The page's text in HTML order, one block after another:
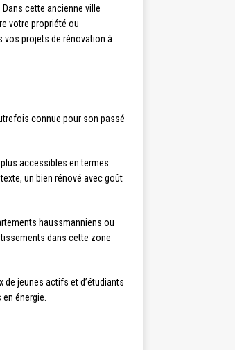
cette ancienne ville
votre propriété ou
vos projets de rénovation à
connue pour son passé
accessibles en termes
un bien rénové avec goût
haussmanniens ou
dans cette zone
de jeunes actifs et d’étudiants
énergie.